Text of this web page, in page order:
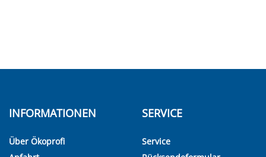
INFORMATIONEN
Über Ökoprofi
SERVICE
Service